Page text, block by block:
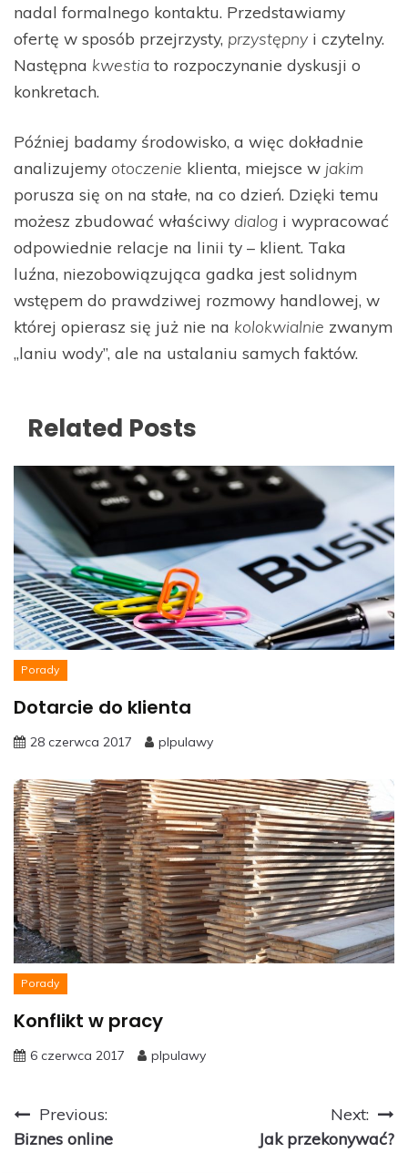
nadal formalnego kontaktu. Przedstawiamy
ofertę w sposób przejrzysty, przystępny i czytelny.
Następna kwestia to rozpoczynanie dyskusji o
konkretach.
Później badamy środowisko, a więc dokładnie
analizujemy otoczenie klienta, miejsce w jakim
porusza się on na stałe, na co dzień. Dzięki temu
możesz zbudować właściwy dialog i wypracować
odpowiednie relacje na linii ty – klient. Taka
luźna, niezobowiązująca gadka jest solidnym
wstępem do prawdziwej rozmowy handlowej, w
której opierasz się już nie na kolokwialnie zwanym
„laniu wody”, ale na ustalaniu samych faktów.
Related Posts
Porady
Dotarcie do klienta
28 czerwca 2017 plpulawy
Porady
Konflikt w pracy
6 czerwca 2017 plpulawy
Nawigacja
wpisu
Previous:
Biznes online
Next:
Jak przekonywać?